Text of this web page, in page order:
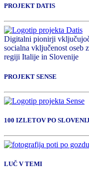
PROJEKT DATIS
Digitalni pionirji
socialna vključenost oseb
regiji Italije in Slovenije
PROJEKT SENSE
100 IZLETOV PO
LUČ V TEMI